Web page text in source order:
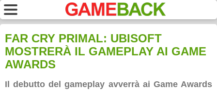
FAR CRY PRIMAL: UBISOFT
MOSTRERÀ IL GAMEPLAY AI GAME
AWARDS
Il debutto del gameplay avverrà ai Game Awards